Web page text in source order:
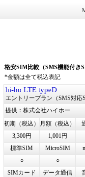
格安SIM比較（SMS機能付き
*金額は全て税込表記
hi-ho LTE typeD
エントリープラン（SMS対応
提供：株式会社ハイホー
初期（税込）
月額（税込）
3,300円
1,001円
標準SIM
MicroSIM
○
○
SIMカード
データ通信